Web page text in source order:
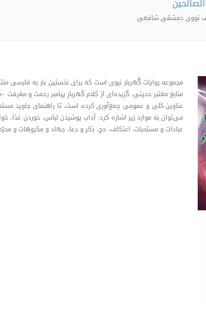
نووی دمشقی شافعی
مجموعه روایات گُهربار نبوی است که برای نخستین بار به فارسی
عناوین کلی و عمومی جمع‌آوری کرده است، تا راهنمای جاوید
می‌توان به موارد زیر اشاره کرد: آداب پوشیدن لباس، خوردن غذا،
عبادات و مستحبات، اعتکاف، حج، ذکر و دعا، جهاد و مکروهات و